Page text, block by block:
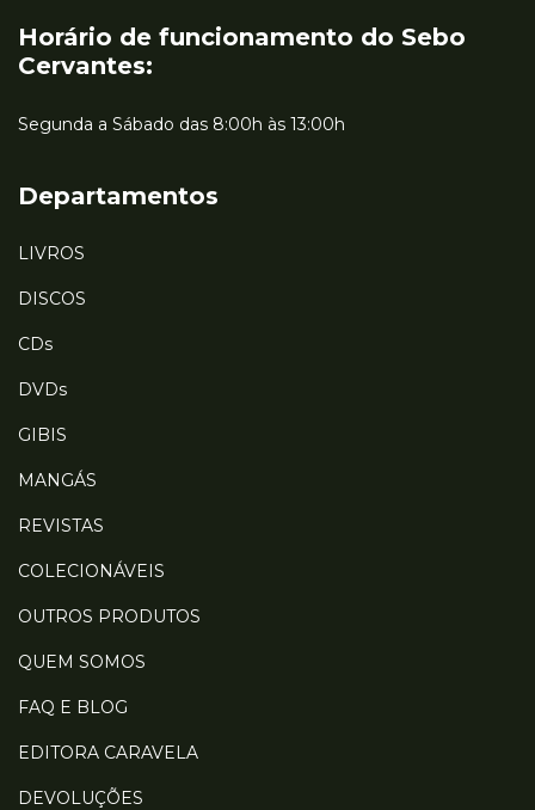
Horário de funcionamento do Sebo
Cervantes:
Segunda a Sábado das 8:00h às 13:00h
Departamentos
LIVROS
DISCOS
CDs
DVDs
GIBIS
MANGÁS
REVISTAS
COLECIONÁVEIS
OUTROS PRODUTOS
QUEM SOMOS
FAQ E BLOG
EDITORA CARAVELA
DEVOLUÇÕES